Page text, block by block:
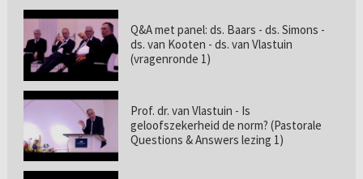
Q&A met panel: ds. Baars - ds. Simons -
ds. van Kooten - ds. van Vlastuin
(vragenronde 1)
Prof. dr. van Vlastuin - Is
geloofszekerheid de norm? (Pastorale
Questions & Answers lezing 1)